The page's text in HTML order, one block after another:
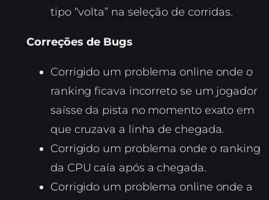
tipo “volta” na seleção de corridas.
Correções de Bugs
Corrigido um problema online onde o
ranking ficava incorreto se um jogador
saísse da pista no momento exato em
que cruzava a linha de chegada.
Corrigido um problema onde o ranking
da CPU caía após a chegada.
Corrigido um problema online onde a